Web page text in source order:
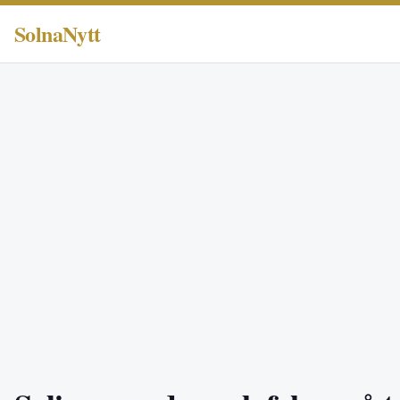
SolnaNytt